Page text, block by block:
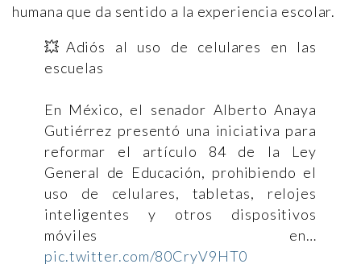
humana que da sentido a la experiencia escolar.
💥Adiós al uso de celulares en las
escuelas
En México, el senador Alberto Anaya
Gutiérrez presentó una iniciativa para
reformar el artículo 84 de la Ley
General de Educación, prohibiendo el
uso de celulares, tabletas, relojes
inteligentes y otros dispositivos
móviles en…
pic.twitter.com/80CryV9HT0